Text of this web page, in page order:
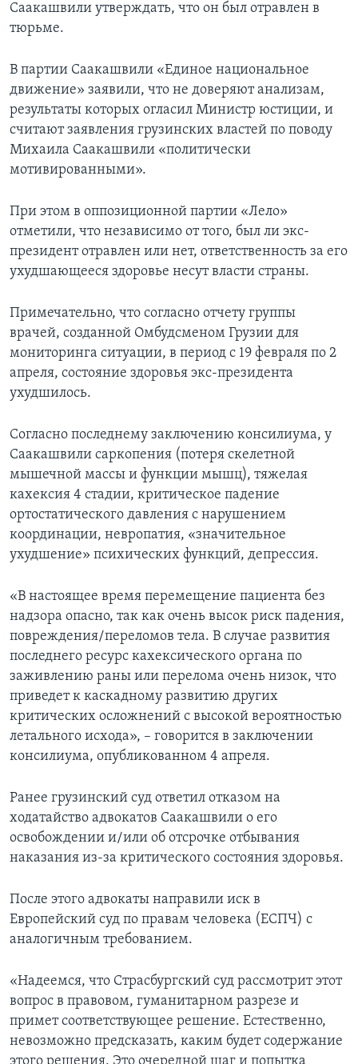
Саакашвили утверждать, что он был отравлен в
тюрьме.
В партии Саакашвили «Единое национальное
движение» заявили, что не доверяют анализам,
результаты которых огласил Министр юстиции, и
считают заявления грузинских властей по поводу
Михаила Саакашвили «политически
мотивированными».
При этом в оппозиционной партии «Лело»
отметили, что независимо от того, был ли экс-
президент отравлен или нет, ответственность за его
ухудшающееся здоровье несут власти страны.
Примечательно, что согласно отчету группы
врачей, созданной Омбудсменом Грузии для
мониторинга ситуации, в период с 19 февраля по 2
апреля, состояние здоровья экс-президента
ухудшилось.
Согласно последнему заключению консилиума, у
Саакашвили саркопения (потеря скелетной
мышечной массы и функции мышц), тяжелая
кахексия 4 стадии, критическое падение
ортостатического давления с нарушением
координации, невропатия, «значительное
ухудшение» психических функций, депрессия.
«В настоящее время перемещение пациента без
надзора опасно, так как очень высок риск падения,
повреждения/переломов тела. В случае развития
последнего ресурс кахексического органа по
заживлению раны или перелома очень низок, что
приведет к каскадному развитию других
критических осложнений с высокой вероятностью
летального исхода», – говорится в заключении
консилиума, опубликованном 4 апреля.
Ранее грузинский суд ответил отказом на
ходатайство адвокатов Саакашвили о его
освобождении и/или об отсрочке отбывания
наказания из-за критического состояния здоровья.
После этого адвокаты направили иск в
Европейский суд по правам человека (ЕСПЧ) с
аналогичным требованием.
«Надеемся, что Страсбургский суд рассмотрит этот
вопрос в правовом, гуманитарном разрезе и
примет соответствующее решение. Естественно,
невозможно предсказать, каким будет содержание